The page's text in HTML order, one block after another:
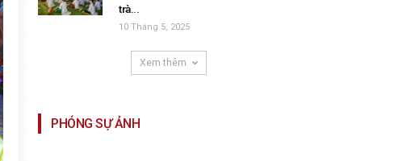
trà...
10 Tháng 5, 2025
Xem thêm
PHÓNG SỰ ẢNH